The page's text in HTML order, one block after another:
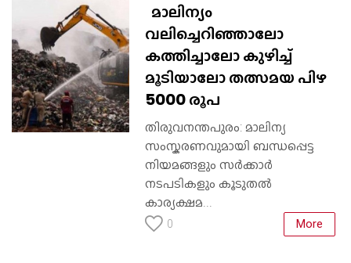
മാലിന്യം
വലിച്ചെറിഞ്ഞാലോ
കത്തിച്ചാലോ കുഴിച്ച്
മൂടിയാലോ തത്സമയ പിഴ
5000 രൂപ
തിരുവനന്തപുരം: മാലിന്യ
സംസ്കരണവുമായി ബന്ധപ്പെട്ട
നിയമങ്ങളും സര്‍ക്കാര്‍
നടപടികളും കൂടുതല്‍
കാര്യക്ഷമ...
0 More